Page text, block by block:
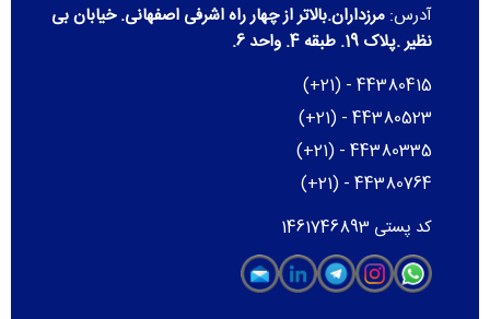
آدرس:مرزداران.بالاتر از چهار راه اشرفی اصفهانی. خیابان بی
نظیر .پلاک 19. طبقه 4. واحد 6.
(+21) - 44380415
(+21) - 44380523
(+21) - 44380335
(+21) - 44380764
کد پستی 1461746893